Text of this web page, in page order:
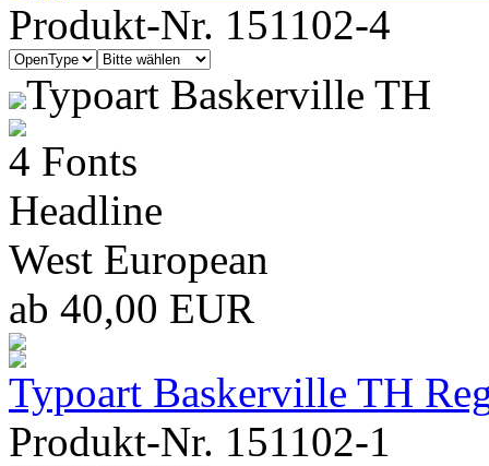
Produkt-Nr. 151102-4
Typoart Baskerville TH
4 Fonts
Headline
West European
ab 40,00 EUR
Typoart Baskerville TH
Produkt-Nr. 151102-1